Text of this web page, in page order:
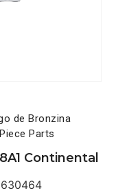
de Bronzina
Parts
Continental